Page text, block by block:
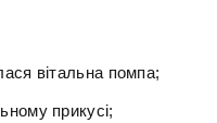
вітальна помпа;
прикусі;